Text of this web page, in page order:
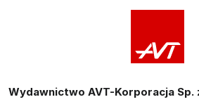
Wydawnictwo AVT-Korporacja Sp.